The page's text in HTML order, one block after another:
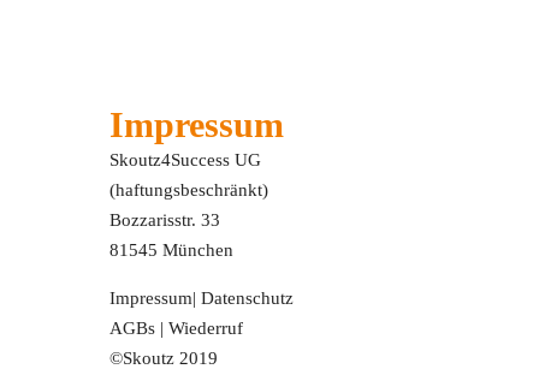
Impressum
Skoutz4Success UG
(haftungsbeschränkt)
Bozzarisstr. 33
81545 München
Impressum|Datenschutz
AGBs |Wiederruf
©Skoutz 2019